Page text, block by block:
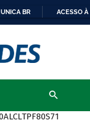
BR ACESSO